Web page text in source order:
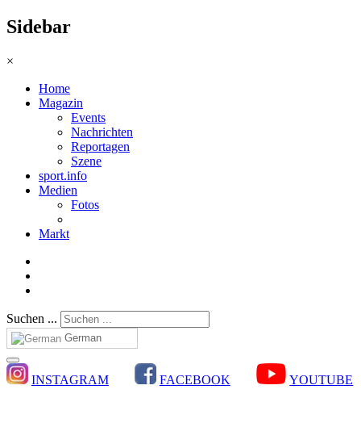
Sidebar
×
Home
Magazin
Events
Nachrichten
Reportagen
Szene
sport.info
Medien
Fotos
Markt
Suchen ...
German
INSTAGRAM FACEBOOK YOUTUBE